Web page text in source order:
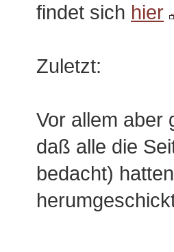
findet sich hier
Zuletzt:
Vor allem aber
daß alle die
bedacht)